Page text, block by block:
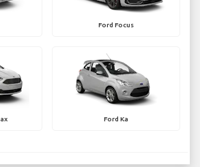
Ford Focus
Ford Ka